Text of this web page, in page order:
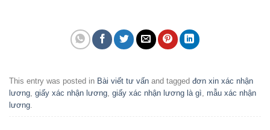
This entry was posted in Bài viết tư vấn and tagged đơn xin xác nhận
lương, giấy xác nhận lương, giấy xác nhận lương là gì, mẫu xác nhận
lương.